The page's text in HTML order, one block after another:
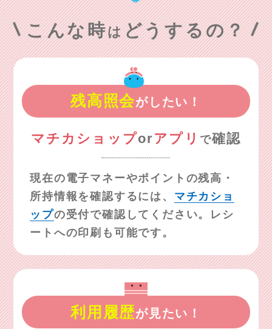
こんな時はどうするの？
残高照会がしたい！
マチカショップorアプリ で確認
現在の電子マネーやポイントの残高・
所持情報を確認するには、 マチカショ
ップの受付で確認してください。レシ
ートへの印刷も可能です。
利用履歴が見たい！